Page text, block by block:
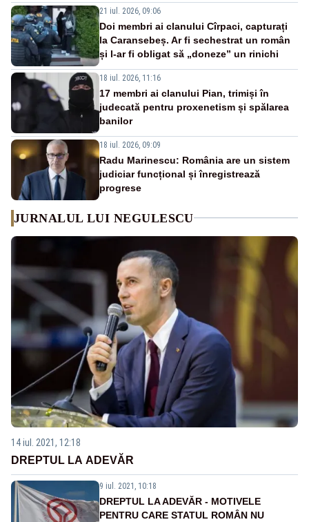
21 iul. 2026, 09:06
Doi membri ai clanului Cîrpaci, capturați
la Caransebeș. Ar fi sechestrat un român
și l-ar fi obligat să „doneze” un rinichi
18 iul. 2026, 11:16
17 membri ai clanului Pian, trimiși în
judecată pentru proxenetism și spălarea
banilor
18 iul. 2026, 09:09
Radu Marinescu: România are un sistem
judiciar funcțional și înregistrează
progrese
JURNALUL LUI NEGULESCU
14 iul. 2021, 12:18
DREPTUL LA ADEVĂR
9 iul. 2021, 10:18
DREPTUL LA ADEVĂR - MOTIVELE
PENTRU CARE STATUL ROMÂN NU